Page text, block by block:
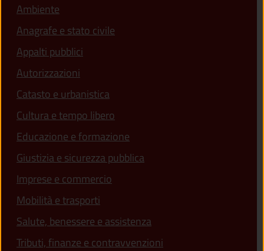
Ambiente
Anagrafe e stato civile
Appalti pubblici
Autorizzazioni
Catasto e urbanistica
Cultura e tempo libero
Educazione e formazione
Giustizia e sicurezza pubblica
Imprese e commercio
Mobilità e trasporti
Salute, benessere e assistenza
Tributi, finanze e contravvenzioni